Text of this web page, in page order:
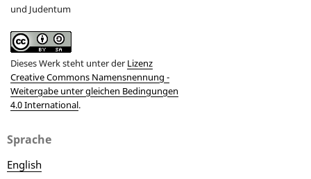
und Judentum
Dieses Werk steht unter der Lizenz
Creative Commons Namensnennung -
Weitergabe unter gleichen Bedingungen
4.0 International.
Sprache
English